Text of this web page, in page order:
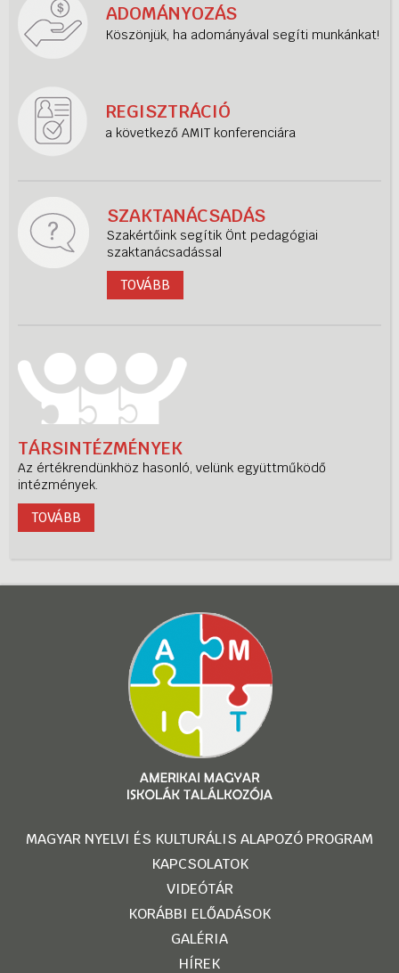
ADOMÁNYOZÁS
Köszönjük, ha adományával segíti munkánkat!
REGISZTRÁCIÓ
a következő AMIT konferenciára
SZAKTANÁCSADÁS
Szakértőink segítik Önt pedagógiai
szaktanácsadással
TOVÁBB
TÁRSINTÉZMÉNYEK
Az értékrendünkhöz hasonló, velünk együttműködő
intézmények.
TOVÁBB
MAGYAR NYELVI ÉS KULTURÁLIS ALAPOZÓ PROGRAM
KAPCSOLATOK
VIDEÓTÁR
KORÁBBI ELŐADÁSOK
GALÉRIA
HÍREK